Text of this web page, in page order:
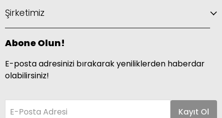
Şirketimiz
Abone Olun!
E-posta adresinizi bırakarak yeniliklerden haberdar
olabilirsiniz!
E-Posta Adresi Kayıt Ol